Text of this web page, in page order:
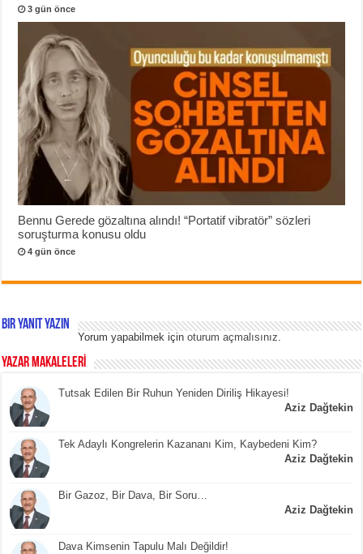
3 gün önce
Bennu Gerede gözaltına alındı! “Portatif vibratör” sözleri
soruşturma konusu oldu
4 gün önce
Bir yanıt yazın
Yorum yapabilmek içinoturum açmalısınız.
YAZAR MAKALELERİ
Tutsak Edilen Bir Ruhun Yeniden Diriliş Hikayesi!
Aziz Dağtekin
Tek Adaylı Kongrelerin Kazananı Kim, Kaybedeni Kim?
Aziz Dağtekin
Bir Gazoz, Bir Dava, Bir Soru…
Aziz Dağtekin
Dava Kimsenin Tapulu Malı Değildir!